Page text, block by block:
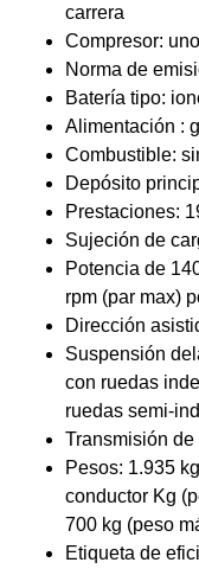
carrera
Compresor:
Norma de
Batería tipo:
Alimentación :
Combustible:
Depósito
Prestaciones:
Sujeción de
Potencia de
rpm (par max)
Dirección
Suspensión
con ruedas
ruedas semi-
Transmisión
Pesos: 1.935
conductor Kg
700 kg (peso
Etiqueta de